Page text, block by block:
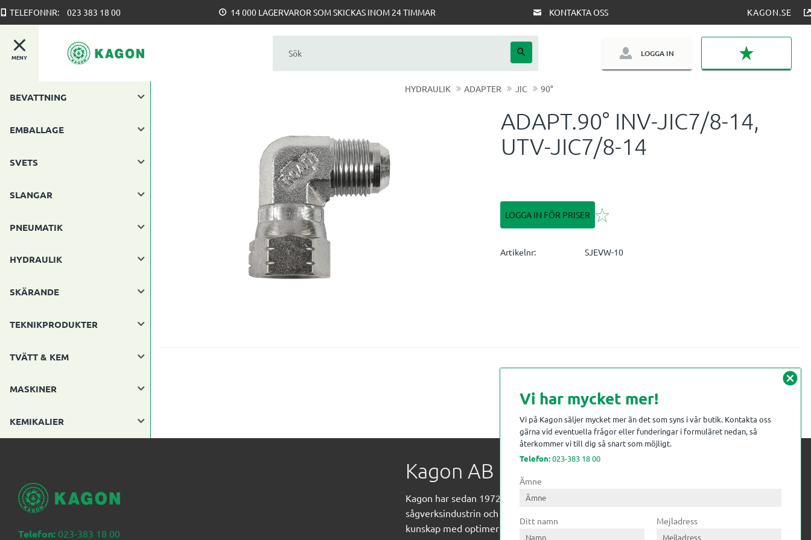
TELEFONNR: 023 383 18 00 14 000 LAGERVAROR SOM SKICKAS INOM 24 TIMMAR KONTAKTA OSS KAGON.SE
MENY LOGGA IN
HYDRAULIK ADAPTER JIC 90°
ADAPT.90° INV-JIC7/8-14,
UTV-JIC7/8-14
LOGGA IN FÖR PRISER Lägg till i favoriter
Artikelnr SJEVW-10
BEVATTNING
EMBALLAGE
SVETS
SLANGAR
PNEUMATIK
HYDRAULIK
SKÄRANDE
TEKNIKPRODUKTER
TVÄTT & KEM
MASKINER
KEMIKALIER
Telefon: 023-383 18 00
Kagon AB
Kagon har sedan 1972 levererat kompetens till
sågverksindustrin och övrig industri. Till träindustrin tillför vi
kunskap med optimeringslösningar från timmerplanen hela
cancel
Vi har mycket mer!
Vi på Kagon säljer mycket mer än det som syns i vår butik. Kontakta oss
gärna vid eventuella frågor eller funderingar i formuläret nedan, så
återkommer vi till dig så snart som möjligt.
Telefon:023-383 18 00
Ämne
Ditt namn Mejladress